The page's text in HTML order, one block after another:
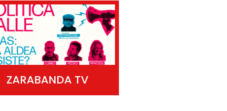
ZARABANDA TV